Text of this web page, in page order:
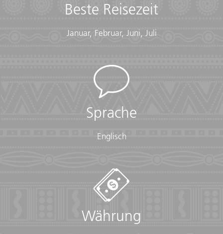
Beste Reisezeit
Januar, Februar, Juni, Juli
Sprache
Englisch
Währung